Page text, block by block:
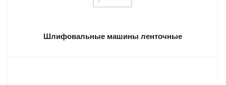
Шлифовальные машины ленточные